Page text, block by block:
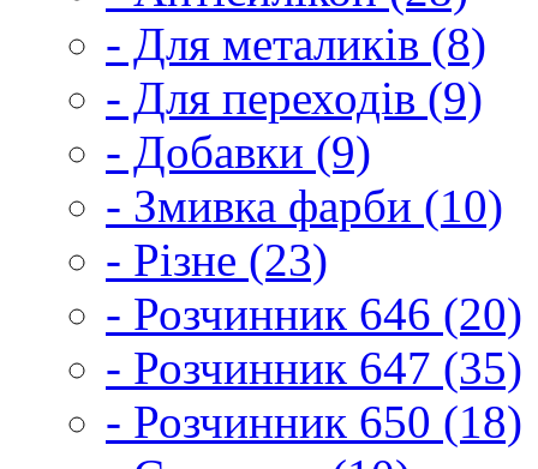
- Для металиків (8)
- Для переходів (9)
- Добавки (9)
- Змивка фарби (10)
- Різне (23)
- Розчинник 646 (20)
- Розчинник 647 (35)
- Розчинник 650 (18)